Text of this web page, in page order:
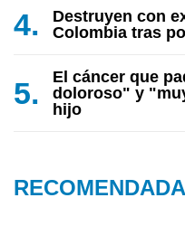
Destruyen con
Colombia tras
El cáncer que
doloroso" y
hijo